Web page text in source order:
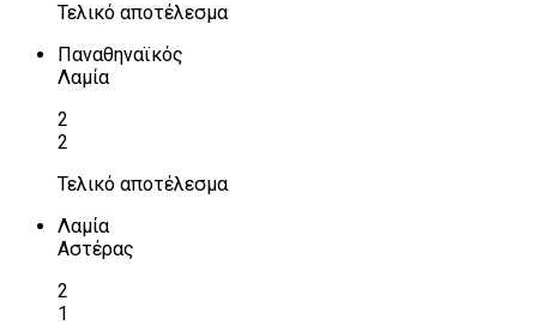
Τελικό αποτέλεσμα
Παναθηναϊκός
Λαμία
2
2
Τελικό αποτέλεσμα
Λαμία
Αστέρας
2
1